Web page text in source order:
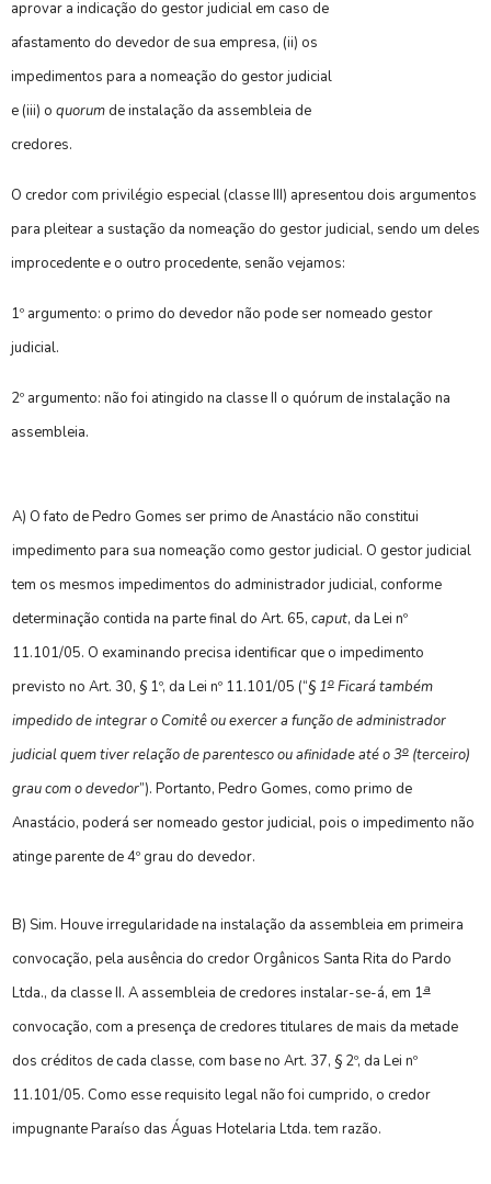
aprovar a indicação do gestor judicial em caso de
afastamento do devedor de sua empresa, (ii) os
impedimentos para a nomeação do gestor judicial
e (iii) o quorumde instalação da assembleia de
credores.
O credor com privilégio especial (classe III) apresentou dois argumentos
para pleitear a sustação da nomeação do gestor judicial, sendo um deles
improcedente e o outro procedente, senão vejamos:
1º argumento: o primo do devedor não pode ser nomeado gestor
judicial.
2º argumento: não foi atingido na classe II o quórum de instalação na
assembleia.
A) O fato de Pedro Gomes ser primo de Anastácio não constitui
impedimento para sua nomeação como gestor judicial. O gestor judicial
tem os mesmos impedimentos do administrador judicial, conforme
determinação contida na parte final do Art. 65, caput, da Lei nº
11.101/05. O examinando precisa identificar que o impedimento
previsto no Art. 30, § 1º, da Lei nº 11.101/05 (“§1oFicará também
impedido de integrar o Comitê ou exercer a função de administrador
judicial quem tiver relação de parentesco ou afinidade até o 3o(terceiro)
grau com odevedor”). Portanto, Pedro Gomes, como primo de
Anastácio, poderá ser nomeado gestor judicial, pois o impedimento não
atinge parente de 4º grau do devedor.
B) Sim. Houve irregularidade na instalação da assembleia em primeira
convocação, pela ausência do credor Orgânicos Santa Rita do Pardo
Ltda., da classe II. A assembleia de credores instalar-se-á, em 1a
convocação, com a presença de credores titulares de mais da metade
dos créditos de cada classe, com base no Art. 37, § 2º, da Lei nº
11.101/05. Como esse requisito legal não foi cumprido, o credor
impugnante Paraíso das Águas Hotelaria Ltda. tem razão.